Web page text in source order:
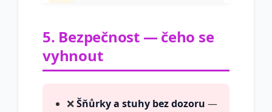
5. Bezpečnost — čeho se
vyhnout
❌Šňůrky a stuhy bez dozoru —